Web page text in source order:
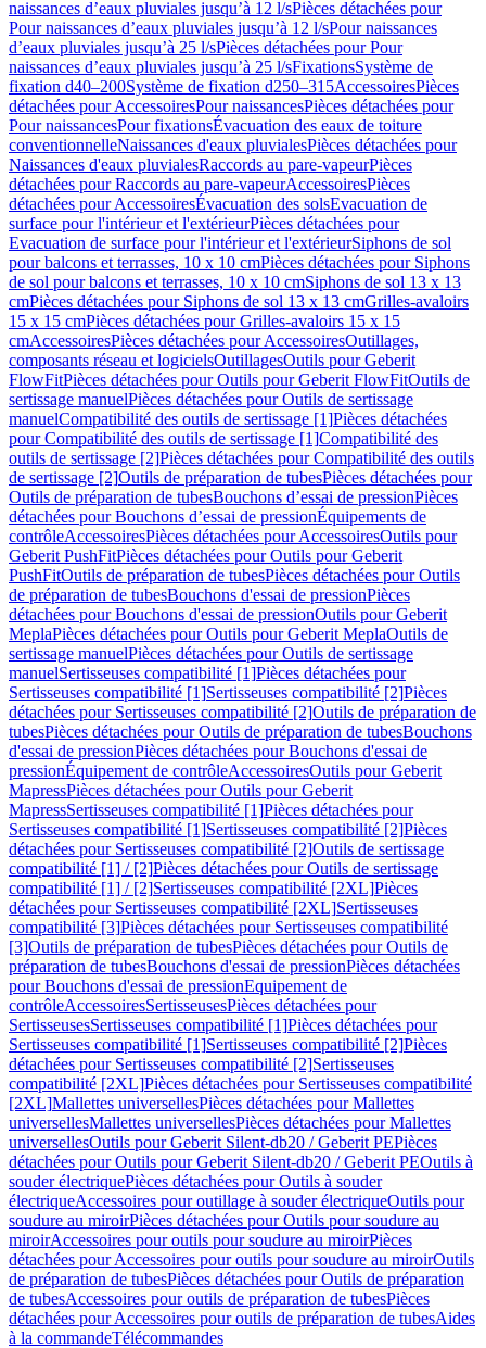
naissances d’eaux pluviales jusqu’à 12 l/sPièces détachées pour
Pour naissances d’eaux pluviales jusqu’à 12 l/sPour naissances
d’eaux pluviales jusqu’à 25 l/sPièces détachées pour Pour
naissances d’eaux pluviales jusqu’à 25 l/sFixationsSystème de
fixation d40–200Système de fixation d250–315AccessoiresPièces
détachées pour AccessoiresPour naissancesPièces détachées pour
Pour naissancesPour fixationsÉvacuation des eaux de toiture
conventionnelleNaissances d'eaux pluvialesPièces détachées pour
Naissances d'eaux pluvialesRaccords au pare-vapeurPièces
détachées pour Raccords au pare-vapeurAccessoiresPièces
détachées pour AccessoiresÉvacuation des solsEvacuation de
surface pour l'intérieur et l'extérieurPièces détachées pour
Evacuation de surface pour l'intérieur et l'extérieurSiphons de sol
pour balcons et terrasses, 10 x 10 cmPièces détachées pour Siphons
de sol pour balcons et terrasses, 10 x 10 cmSiphons de sol 13 x 13
cmPièces détachées pour Siphons de sol 13 x 13 cmGrilles-avaloirs
15 x 15 cmPièces détachées pour Grilles-avaloirs 15 x 15
cmAccessoiresPièces détachées pour AccessoiresOutillages,
composants réseau et logicielsOutillagesOutils pour Geberit
FlowFitPièces détachées pour Outils pour Geberit FlowFitOutils de
sertissage manuelPièces détachées pour Outils de sertissage
manuelCompatibilité des outils de sertissage [1]Pièces détachées
pour Compatibilité des outils de sertissage [1]Compatibilité des
outils de sertissage [2]Pièces détachées pour Compatibilité des outils
de sertissage [2]Outils de préparation de tubesPièces détachées pour
Outils de préparation de tubesBouchons d’essai de pressionPièces
détachées pour Bouchons d’essai de pressionÉquipements de
contrôleAccessoiresPièces détachées pour AccessoiresOutils pour
Geberit PushFitPièces détachées pour Outils pour Geberit
PushFitOutils de préparation de tubesPièces détachées pour Outils
de préparation de tubesBouchons d'essai de pressionPièces
détachées pour Bouchons d'essai de pressionOutils pour Geberit
MeplaPièces détachées pour Outils pour Geberit MeplaOutils de
sertissage manuelPièces détachées pour Outils de sertissage
manuelSertisseuses compatibilité [1]Pièces détachées pour
Sertisseuses compatibilité [1]Sertisseuses compatibilité [2]Pièces
détachées pour Sertisseuses compatibilité [2]Outils de préparation de
tubesPièces détachées pour Outils de préparation de tubesBouchons
d'essai de pressionPièces détachées pour Bouchons d'essai de
pressionÉquipement de contrôleAccessoiresOutils pour Geberit
MapressPièces détachées pour Outils pour Geberit
MapressSertisseuses compatibilité [1]Pièces détachées pour
Sertisseuses compatibilité [1]Sertisseuses compatibilité [2]Pièces
détachées pour Sertisseuses compatibilité [2]Outils de sertissage
compatibilité [1] / [2]Pièces détachées pour Outils de sertissage
compatibilité [1] / [2]Sertisseuses compatibilité [2XL]Pièces
détachées pour Sertisseuses compatibilité [2XL]Sertisseuses
compatibilité [3]Pièces détachées pour Sertisseuses compatibilité
[3]Outils de préparation de tubesPièces détachées pour Outils de
préparation de tubesBouchons d'essai de pressionPièces détachées
pour Bouchons d'essai de pressionEquipement de
contrôleAccessoiresSertisseusesPièces détachées pour
SertisseusesSertisseuses compatibilité [1]Pièces détachées pour
Sertisseuses compatibilité [1]Sertisseuses compatibilité [2]Pièces
détachées pour Sertisseuses compatibilité [2]Sertisseuses
compatibilité [2XL]Pièces détachées pour Sertisseuses compatibilité
[2XL]Mallettes universellesPièces détachées pour Mallettes
universellesMallettes universellesPièces détachées pour Mallettes
universellesOutils pour Geberit Silent-db20 / Geberit PEPièces
détachées pour Outils pour Geberit Silent-db20 / Geberit PEOutils à
souder électriquePièces détachées pour Outils à souder
électriqueAccessoires pour outillage à souder électriqueOutils pour
soudure au miroirPièces détachées pour Outils pour soudure au
miroirAccessoires pour outils pour soudure au miroirPièces
détachées pour Accessoires pour outils pour soudure au miroirOutils
de préparation de tubesPièces détachées pour Outils de préparation
de tubesAccessoires pour outils de préparation de tubesPièces
détachées pour Accessoires pour outils de préparation de tubesAides
à la commandeTélécommandes